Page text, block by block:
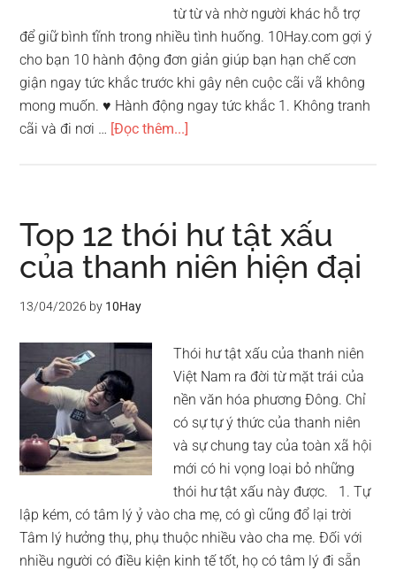
từ từ và nhờ người khác hỗ trợ
để giữ bình tĩnh trong nhiều tình huống. 10Hay.com gợi ý
cho bạn 10 hành động đơn giản giúp bạn hạn chế cơn
giận ngay tức khắc trước khi gây nên cuộc cãi vã không
mong muốn. ♥ Hành động ngay tức khắc 1. Không tranh
cãi và đi nơi … [Đọc thêm...]
đơn
giản
kiềm
giận
Top 12 thói hư tật xấu
của thanh niên hiện đại
13/04/2026 by 10Hay
Thói hư tật xấu của thanh niên
Việt Nam ra đời từ mặt trái của
nền văn hóa phương Đông. Chỉ
có sự tự ý thức của thanh niên
và sự chung tay của toàn xã hội
mới có hi vọng loại bỏ những
thói hư tật xấu này được. 1. Tự
lập kém, có tâm lý ỷ vào cha mẹ, có gì cũng đổ lại trời
Tâm lý hưởng thụ, phụ thuộc nhiều vào cha mẹ. Đối với
nhiều người có điều kiện kinh tế tốt, họ có tâm lý đi sẵn